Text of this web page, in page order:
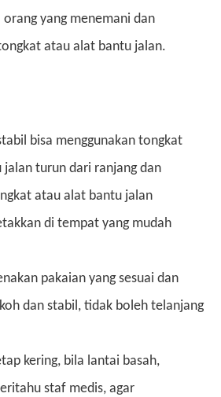
yang menemani dan
atau alat bantu jalan.
bisa menggunakan tongkat
turun dari ranjang dan
atau alat bantu jalan
di tempat yang mudah
pakaian yang sesuai dan
dan stabil, tidak boleh telanjang
kering, bila lantai basah,
staf medis, agar